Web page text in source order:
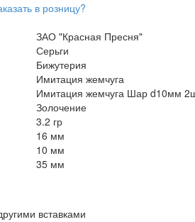
в розницу?
ЗАО "Красная Пресня"
Серьги
Бижутерия
Имитация жемчуга
Имитация жемчуга Шар d10мм
Золочение
3.2 гр
16 мм
10 мм
35 мм
вставками